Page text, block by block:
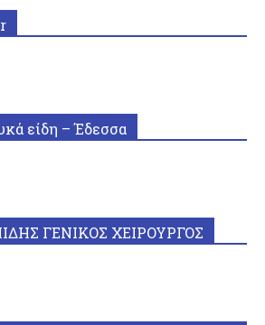
είδη – Έδεσσα
ΓΕΝΙΚΟΣ ΧΕΙΡΟΥΡΓΟΣ